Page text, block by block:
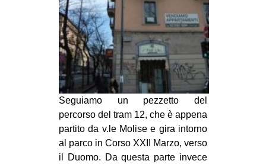
Seguiamo un pezzetto del
percorso del tram 12, che è appena
partito da v.le Molise e gira intorno
al parco in Corso XXII Marzo, verso
il Duomo. Da questa parte invece